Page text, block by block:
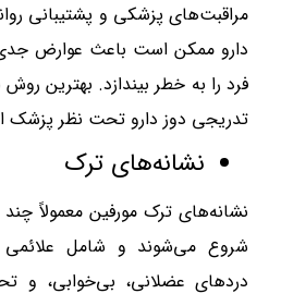
مراقبت‌های پزشکی و پشتیبانی
دارو ممکن است باعث عوارض
فرد را به خطر بیندازد. بهترین
تدریجی دوز دارو تحت نظر
نشانه‌های ترک
نشانه‌های ترک مورفین معمولاً
شروع می‌شوند و شامل علائمی
دردهای عضلانی، بی‌خوابی، و